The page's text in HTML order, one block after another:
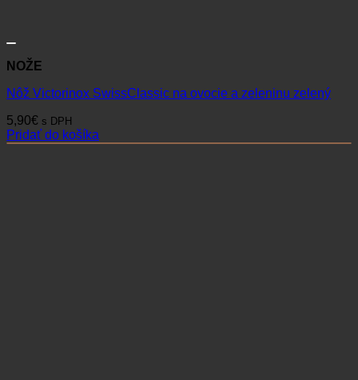
NOŽE
Nôž Victorinox SwissClassic na ovocie a zeleninu zelený
5,90€ s DPH
Pridať do košíka